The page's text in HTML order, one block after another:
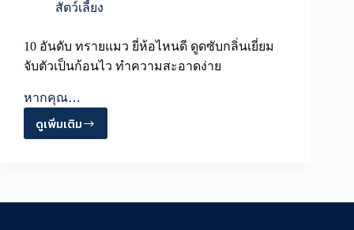
สัตว์เลี้ยง
10 อันดับ ทรายแมว ยี่ห้อไหนดี ดูดซับกลิ่นเยี่ยม
จับตัวเป็นก้อนไว ทำความสะอาดง่าย
หากคุณ…
ดูเพิ่มเติม
10
ยี่ห้อ